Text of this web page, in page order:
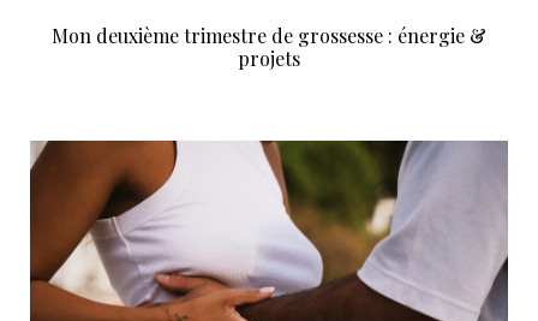
Mon deuxième trimestre de grossesse : énergie &
projets